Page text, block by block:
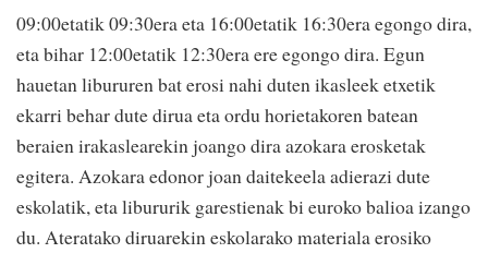
09:00etatik 09:30era eta 16:00etatik 16:30era egongo dira,
eta bihar 12:00etatik 12:30era ere egongo dira. Egun
hauetan libururen bat erosi nahi duten ikasleek etxetik
ekarri behar dute dirua eta ordu horietakoren batean
beraien irakaslearekin joango dira azokara erosketak
egitera. Azokara edonor joan daitekeela adierazi dute
eskolatik, eta libururik garestienak bi euroko balioa izango
du. Ateratako diruarekin eskolarako materiala erosiko